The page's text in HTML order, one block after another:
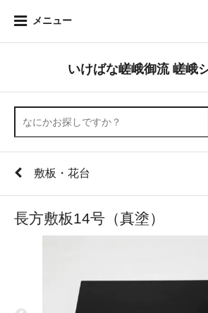
メニュー
いけばな嵯峨御流 嵯峨
敷板・花台
長方敷板14号（真塗）